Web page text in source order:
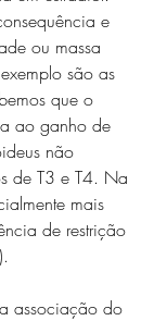
e
ou massa
são as
que o
ao ganho de
não
de T3 e T4. Na
mais
de restrição
associação do